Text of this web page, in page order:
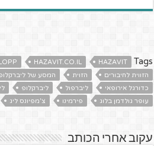
Tags
HAZAVIT
HAZAVIT.CO.IL
הזווית לחיבורים
הזוית המסע של
כדורגל אירופאי
ליברפול ליברקלופ
עופר גולדמן בלוג
פירמינו צ'מפיונס ליג
עקוב אחרי הכותב